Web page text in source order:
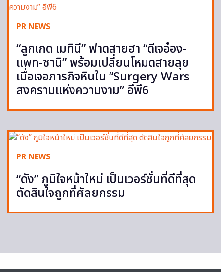
PR NEWS
“ลูกเกด เมทินี” ฟาดสายฮา “ดีเจอ๋อง-
แพท-ซานิ” พร้อมเปลี่ยนโหมดสายลุย
เมื่อเจอภารกิจหินใน “Surgery Wars
สงครามแห่งความงาม” อีพี6
PR NEWS
“ดัง” ภูมิใจหน้าใหม่ เป็นเวอร์ชั่นที่ดีที่สุด
ตัดสินใจถูกที่ศัลยกรรม